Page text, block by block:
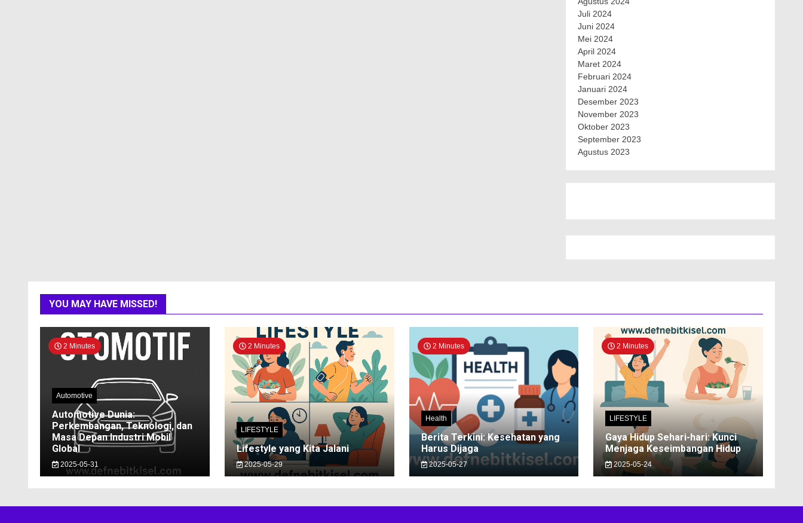
Juli 2024
Juni 2024
Mei 2024
April 2024
Maret 2024
Februari 2024
Januari 2024
Desember 2023
November 2023
Oktober 2023
September 2023
Agustus 2023
YOU MAY HAVE MISSED!
2 Minutes
Automotive
Automotive Dunia:
Perkembangan, Teknologi, dan
Masa Depan Industri Mobil
Global
2025-05-31
2 Minutes
LIFESTYLE
Lifestyle yang Kita Jalani
2025-05-29
2 Minutes
Health
Berita Terkini: Kesehatan yang
Harus Dijaga
2025-05-27
2 Minutes
LIFESTYLE
Gaya Hidup Sehari-hari: Kunci
Menjaga Keseimbangan Hidup
2025-05-24